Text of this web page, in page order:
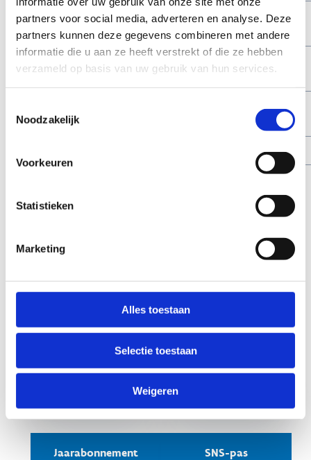
partners voor social media, adverteren en analyse. Deze
partners kunnen deze gegevens combineren met andere
informatie die u aan ze heeft verstrekt of die ze hebben
verzameld op basis van uw gebruik van hun services.
Noodzakelijk
Voorkeuren
Statistieken
Marketing
Alles toestaan
Selectie toestaan
Weigeren
Donderdag
08.00 - 18.30
uur
21.15 - 22.30 uur
Vrijdag
08.00 - 18.30
uur
18.30 - 22.30 uur
16.45 - 17.00 uur
pasgratis komen fitnessen van 16.00 uur tot
18.30 uur. Op woensdag zelfs al vanaf 12.30 uur.
helpen of wat extra uitleg kan geven indien
Ontdek alles over de SNS-pas
Dagpas
10+1
Jaarabonnement SNS-pas